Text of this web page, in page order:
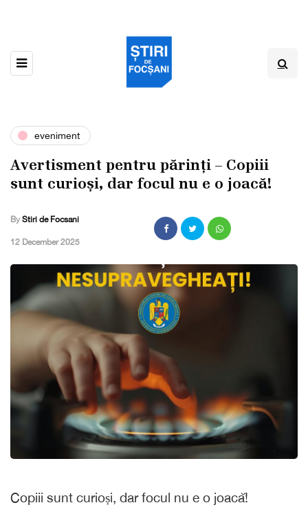
eveniment
Avertisment pentru părinți – Copiii
sunt curioși, dar focul nu e o joacă!
By Stiri de Focsani
,12 December 2025
Copiii sunt curioși, dar focul nu e o joacă!